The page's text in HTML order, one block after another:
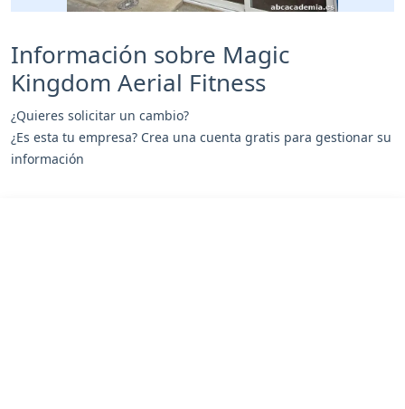
Información sobre Magic
Kingdom Aerial Fitness
¿Quieres solicitar un cambio?
¿Es esta tu empresa? Crea una cuenta gratis para gestionar su
información